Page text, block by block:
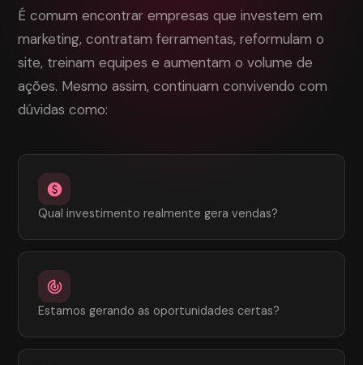
É comum encontrar empresas que investem em
marketing, contratam ferramentas, reformulam o
site, treinam equipes e aumentam o volume de
ações. Mesmo assim, continuam convivendo com
dúvidas como:
paid
Qual investimento realmente gera vendas?
track_changes
Estamos gerando as oportunidades certas?